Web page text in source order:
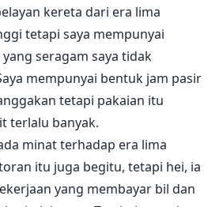
kereta dari era lima
tetapi saya mempunyai
seragam saya tidak
mempunyai bentuk jam pasir
tetapi pakaian itu
terlalu banyak.
minat terhadap era lima
itu juga begitu, tetapi hei, ia
yang membayar bil dan